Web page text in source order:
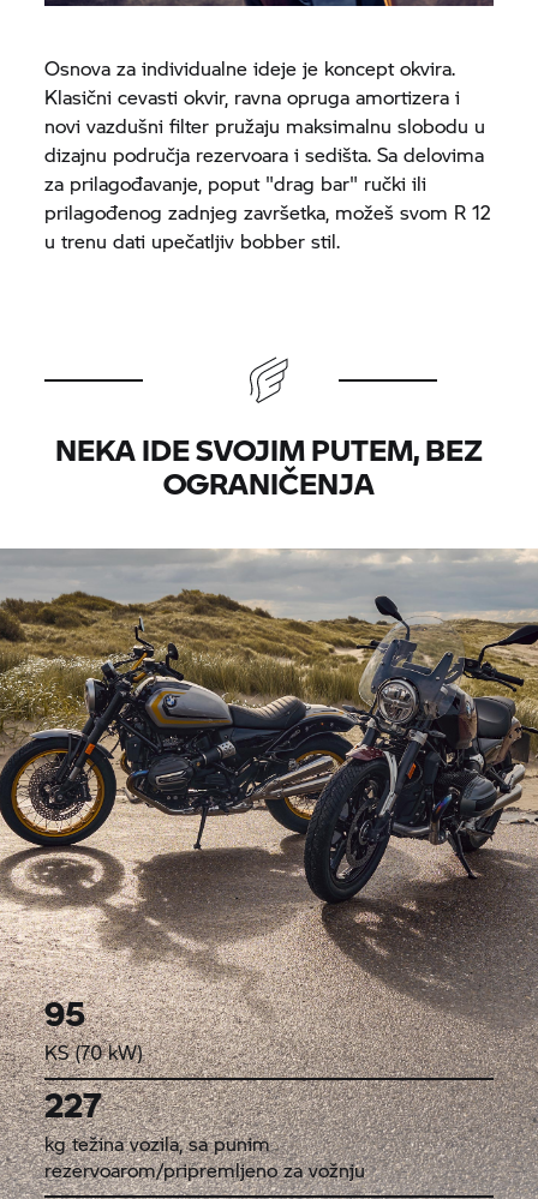
Osnova za individualne ideje je koncept okvira.
Klasični cevasti okvir, ravna opruga amortizera i
novi vazdušni filter pružaju maksimalnu slobodu u
dizajnu područja rezervoara i sedišta. Sa delovima
za prilagođavanje, poput "drag bar" ručki ili
prilagođenog zadnjeg završetka, možeš svom R 12
u trenu dati upečatljiv bobber stil.
NEKA IDE SVOJIM PUTEM, BEZ
OGRANIČENJA
95
KS (70 kW)
227
kg težina vozila, sa punim
rezervoarom/pripremljeno za vožnju